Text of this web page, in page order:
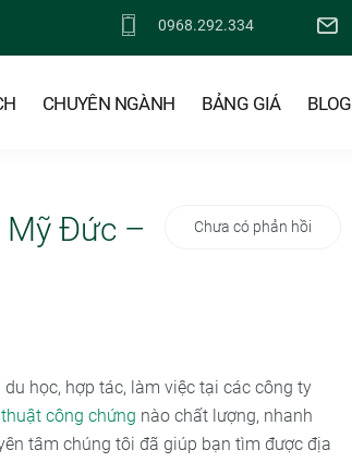
0968.292.334
CHUYÊN NGÀNH BẢNG GIÁ BLOG
Mỹ Đức –
Chưa có phản hồi
học, hợp tác, làm việc tại các công ty
công chứng nào chất lượng, nhanh
tâm chúng tôi đã giúp bạn tìm được địa